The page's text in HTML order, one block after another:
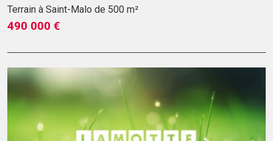
Terrain à Saint-Malo de 500 m²
490 000 €